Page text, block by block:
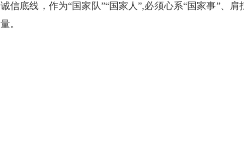
诚信底线，作为“国家队”“国家人”,必须心系“国家事”、
量。